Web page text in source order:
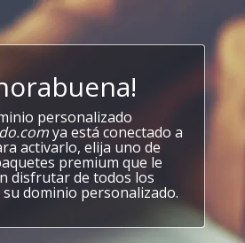
personalizado
ya está conectado a
activarlo, elija uno de
premium que le
disfrutar de todos los
su dominio personalizado.